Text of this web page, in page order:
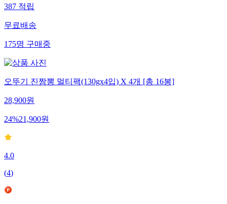
387 적립
무료배송
175명 구매중
오뚜기 진짬뽕 멀티팩(130gx4입) X 4개 [총 16봉]
28,900원
24%21,900원
4.0
(4)